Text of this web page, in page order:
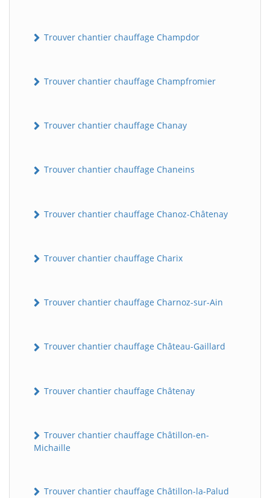
Trouver chantier chauffage Champdor
Trouver chantier chauffage Champfromier
Trouver chantier chauffage Chanay
Trouver chantier chauffage Chaneins
Trouver chantier chauffage Chanoz-Châtenay
Trouver chantier chauffage Charix
Trouver chantier chauffage Charnoz-sur-Ain
Trouver chantier chauffage Château-Gaillard
Trouver chantier chauffage Châtenay
Trouver chantier chauffage Châtillon-en-
Michaille
Trouver chantier chauffage Châtillon-la-Palud